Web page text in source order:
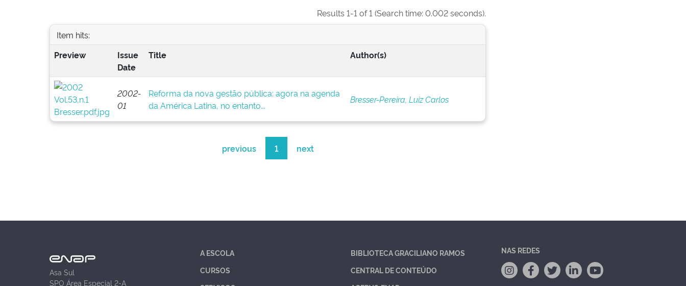
Results 1-1 of 1 (Search time: 0.002 seconds).
Item hits:
Preview
Issue
Date
Title Author(s)
2002-
01
Reforma da nova gestão pública: agora na agenda
da América Latina, no entanto...
Bresser-Pereira, Luiz Carlos
previous 1 next
Asa Sul
SPO Área Especial 2-A
A ESCOLA
CURSOS
BIBLIOTECA GRACILIANO RAMOS
CENTRAL DE CONTEÚDO
NAS REDES